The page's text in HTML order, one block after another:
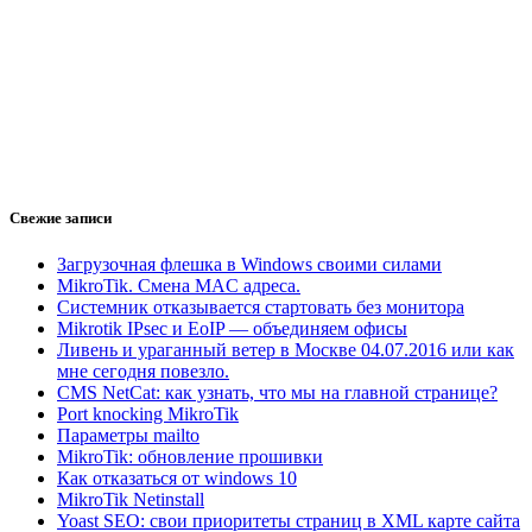
Свежие записи
Загрузочная флешка в Windows своими силами
MikroTik. Смена MAC адреса.
Системник отказывается стартовать без монитора
Mikrotik IPsec и EoIP — объединяем офисы
Ливень и ураганный ветер в Москве 04.07.2016 или как
мне сегодня повезло.
CMS NetСat: как узнать, что мы на главной странице?
Port knocking MikroTik
Параметры mailto
MikroTik: обновление прошивки
Как отказаться от windows 10
MikroTik Netinstall
Yoast SEO: свои приоритеты страниц в XML карте сайта